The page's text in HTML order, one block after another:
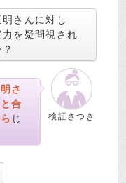
さんに対し
を疑問視され
検証さつき
さ
合
じ